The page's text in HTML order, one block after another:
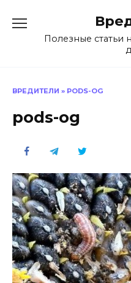
содержаниюПолезные статьи
ВРЕДИТЕЛИ » PODS-OG
pods-og